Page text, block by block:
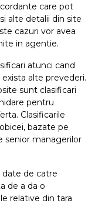
care pot
alte detalii din site
cazuri vor avea
in agentie.
atunci cand
alte prevederi.
sunt clasificari
pentru
Clasificarile
bazate pe
senior managerilor
date de catre
de a da o
relative din tara